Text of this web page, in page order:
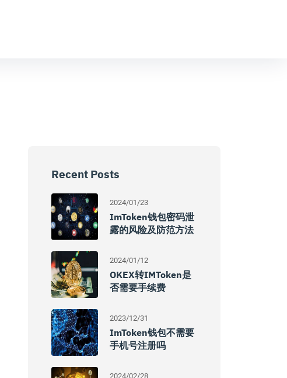
Recent Posts
2024/01/23
ImToken钱包密码泄
露的风险及防范方法
2024/01/12
OKEX转IMToken是
否需要手续费
2023/12/31
ImToken钱包不需要
手机号注册吗
2024/02/28